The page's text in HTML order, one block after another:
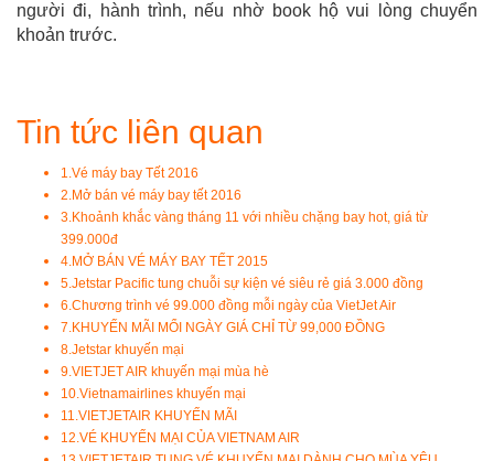
người đi, hành trình, nếu nhờ book hộ vui lòng chuyển
khoản trước.
Tin tức liên quan
1.Vé máy bay Tết 2016
2.Mở bán vé máy bay tết 2016
3.Khoảnh khắc vàng tháng 11 với nhiều chặng bay hot, giá từ
399.000đ
4.MỞ BÁN VÉ MÁY BAY TẾT 2015
5.Jetstar Pacific tung chuỗi sự kiện vé siêu rẻ giá 3.000 đồng
6.Chương trình vé 99.000 đồng mỗi ngày của VietJet Air
7.KHUYẾN MÃI MỔI NGÀY GIÁ CHỈ TỪ 99,000 ĐỒNG
8.Jetstar khuyến mại
9.VIETJET AIR khuyến mại mùa hè
10.Vietnamairlines khuyến mại
11.VIETJETAIR KHUYẾN MÃI
12.VÉ KHUYẾN MẠI CỦA VIETNAM AIR